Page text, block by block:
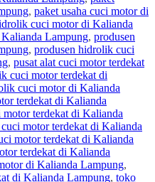
, paket usaha cuci motor di
cuci motor di Kalianda
Lampung, produsen
, produsen hidrolik cuci
, pusat alat cuci motor terdekat
cuci motor terdekat di
cuci motor di Kalianda
terdekat di Kalianda
motor terdekat di Kalianda
motor terdekat di Kalianda
motor terdekat di Kalianda
terdekat di Kalianda
di Kalianda Lampung,
di Kalianda Lampung, toko